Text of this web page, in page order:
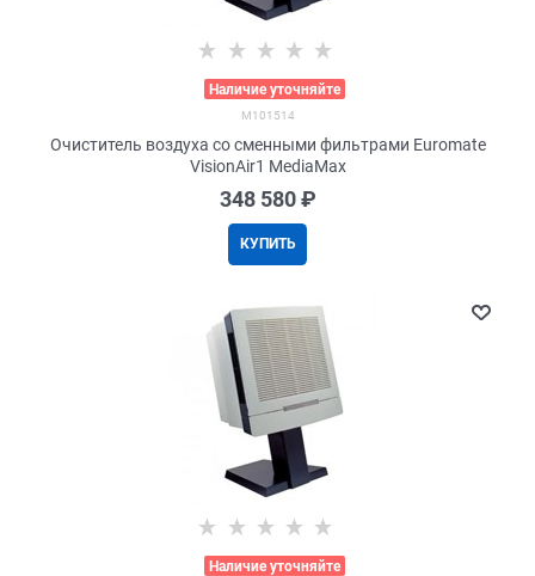
Наличие уточняйте
M101514
Очиститель воздуха со сменными фильтрами Euromate
VisionAir1 MediaMax
348 580 ₽
КУПИТЬ
Наличие уточняйте